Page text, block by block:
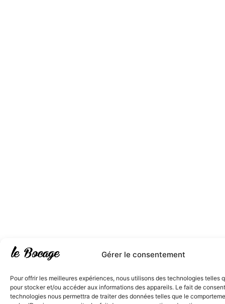
Gérer le consentement
Pour offrir les meilleures expériences, nous utilisons des technologies telles
pour stocker et/ou accéder aux informations des appareils. Le fait de
technologies nous permettra de traiter des données telles que le